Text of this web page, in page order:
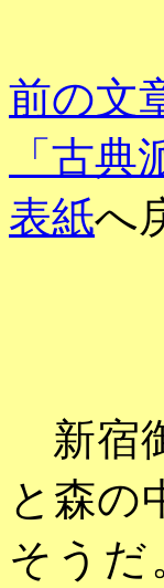
前の文
「古
表紙へ
新宿
と森の
そうだ